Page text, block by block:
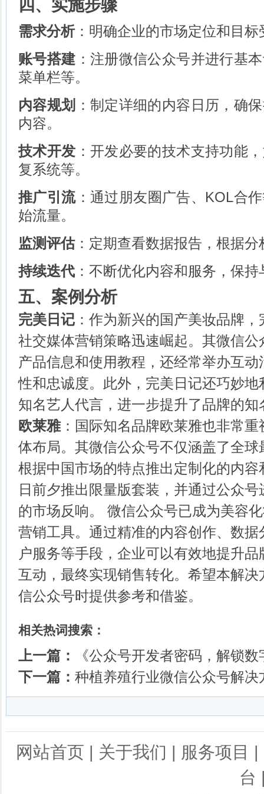
四、实施步骤
需求分析：明确企业的市场定位和目标
账号搭建 ：注册微信公众号并进行基
菜单栏等。
内容规划 ：制定详细的内容日历，确
内容。
技术开发 ：开发必要的技术支持功能
复系统等。
推广引流：通过朋友圈广告、KOL合
始流量。
监测评估：定期查看数据报告，根据
持续迭代 ：不断优化内容和服务，保
五、案例分析
完美日记 ：作为新兴的国产美妆品牌
社交媒体营销策略迅速崛起。其微信
产品信息和使用教程，还经常举办互
性和忠诚度。此外，完美日记还巧妙
知名艺人代言，进一步提升了品牌的知
欧莱雅：国际知名品牌欧莱雅也非常
体布局。其微信公众号不仅涵盖了全
根据中国市场的特点推出定制化的内
日前夕推出限量版套装，并通过公众
的市场反响。 微信公众号已成为美容
营销工具。通过精准的内容创作、数
户服务等手段，企业可以有效地提升
互动，最终实现销售转化。希望本解
信公众号时提供参考和借鉴。
相关热词搜索：
上一篇：
《公众号开发者密码，解锁
下一篇： 种植养殖行业微信公众号解决
网站首页 | 关于我们 | 服务项目 |
台